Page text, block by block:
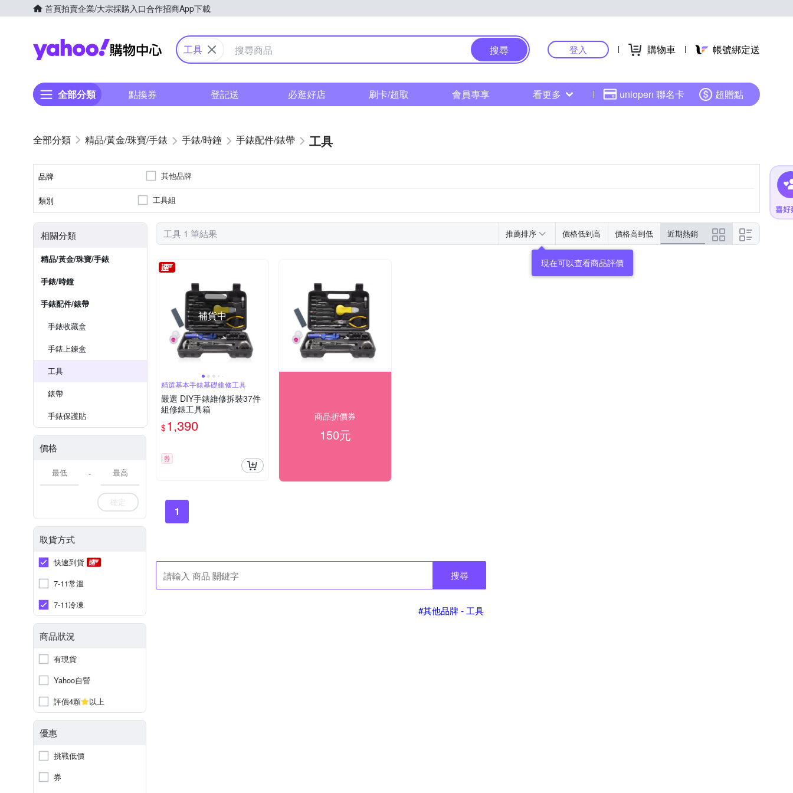
首頁拍賣企業/大宗採購入口合作招商App下載
Yahoo購物中心
工具 搜尋 登入 購物車 帳號綁定送
全部分類 點換券 登記送 必逛好店 刷卡/超取 會員專享 看更多 uniopen 聯名卡 超贈點
精品/黃金/珠寶/手錶 手錶/時鐘 手錶配件/錶帶 工具
品牌 其他品牌
類別 工具組
相關分類
精品/黃金/珠寶/手錶
手錶/時鐘
手錶配件/錶帶
手錶收藏盒
手錶上鍊盒
工具
錶帶
手錶保護貼
價格
-
確定
取貨方式
快速到貨
7-11常溫
7-11冷凍
商品狀況
有現貨
Yahoo自營
評價4顆
以上
優惠
挑戰低價
券
工具 1 筆結果 推薦排序 價格低到高 價格高到低 近期熱銷
現在可以查看商品評價
補貨中
精選基本手錶基礎維修工具
嚴選 DIY手錶維修拆裝37件
組修錶工具箱
$1,390
券
商品折價券
150元
1
搜尋
#其他品牌 - 工具